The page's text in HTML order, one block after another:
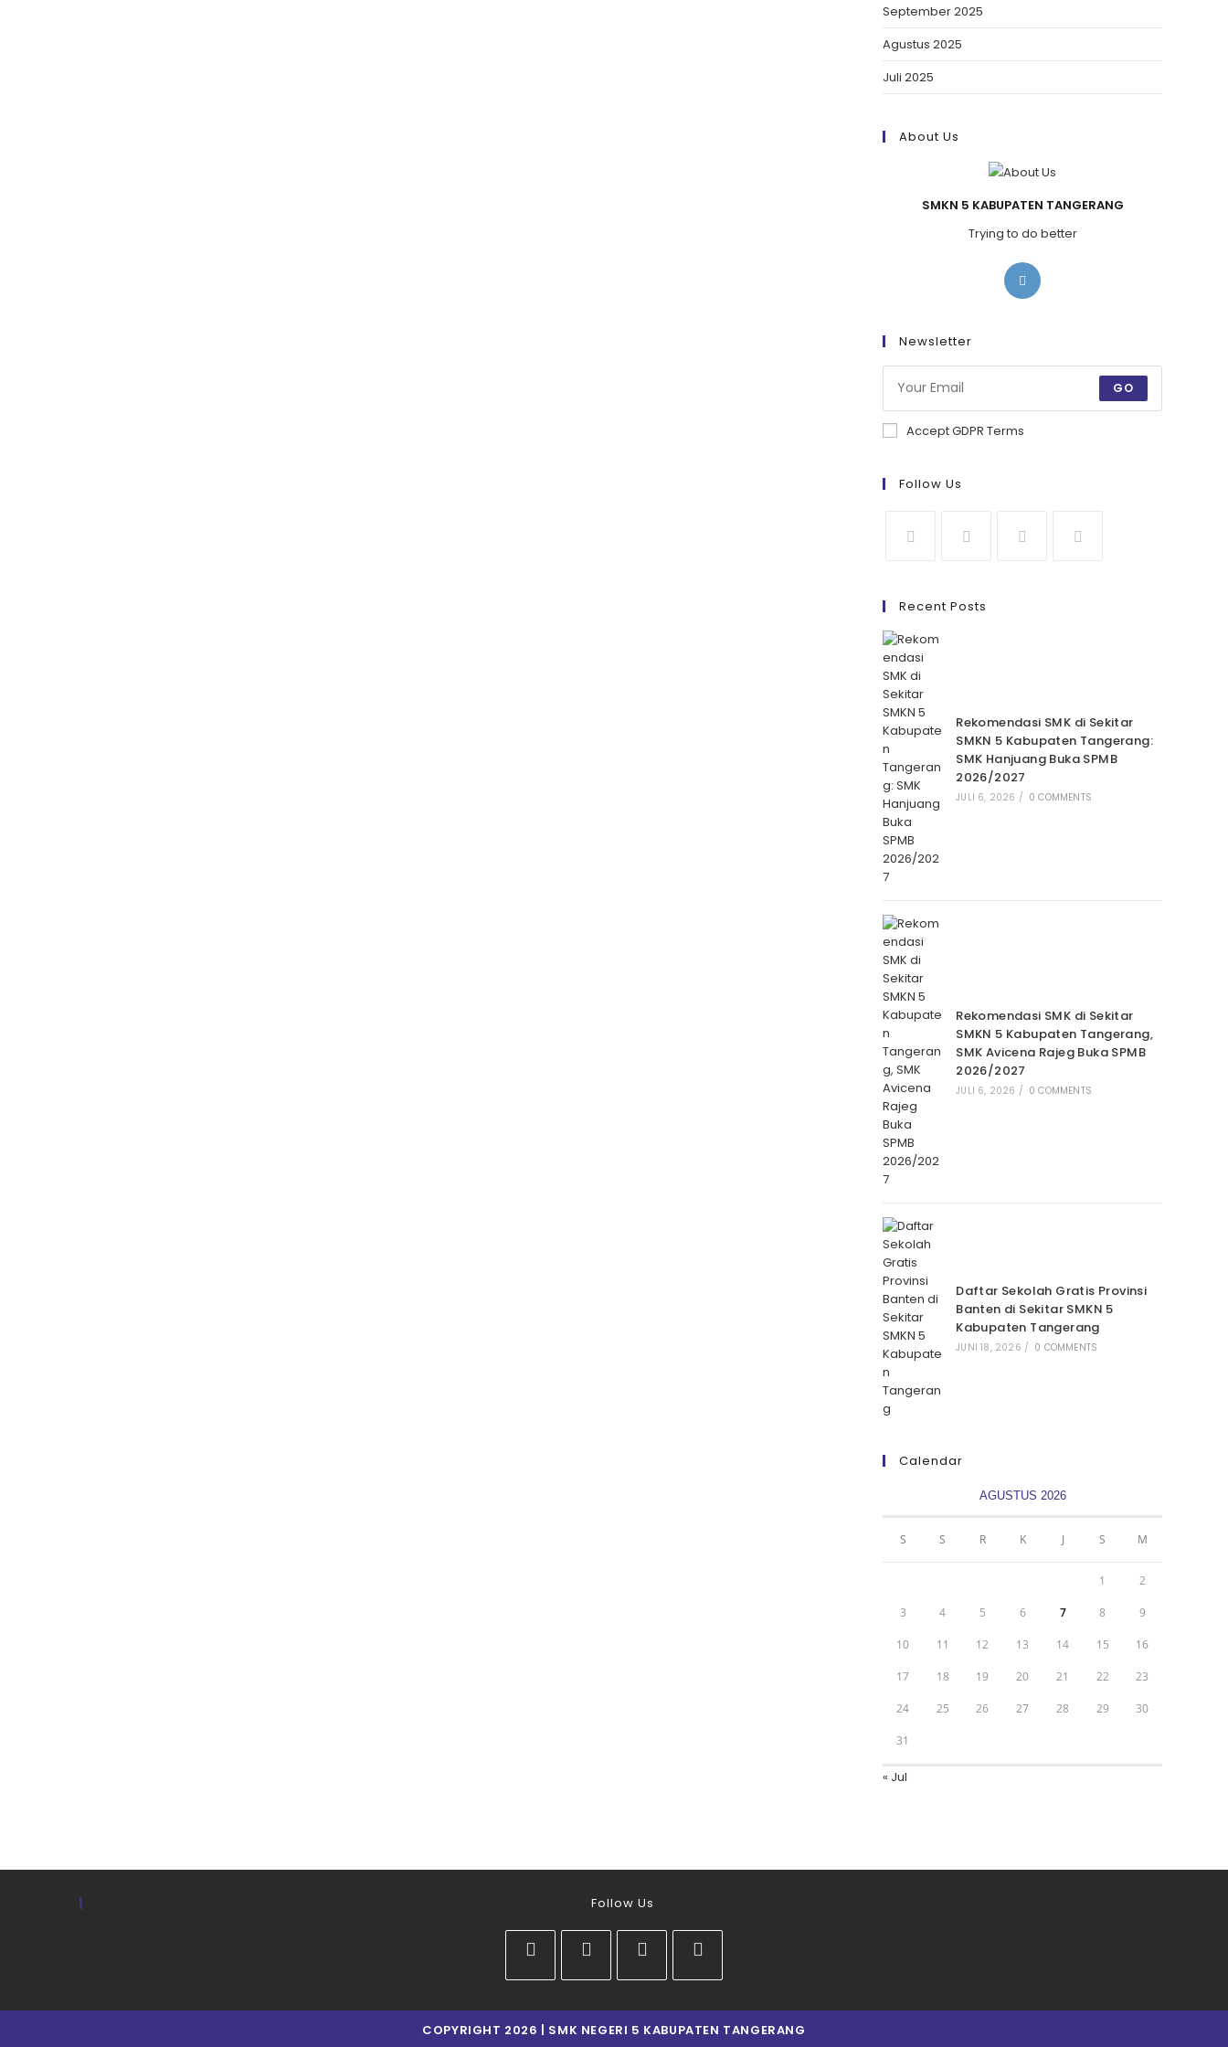
September 2025
Agustus 2025
Juli 2025
About Us
SMKN 5 KABUPATEN TANGERANG
Trying to do better
Newsletter
GO
Accept GDPR Terms
Follow Us
Recent Posts
Rekomendasi SMK di Sekitar
SMKN 5 Kabupaten Tangerang:
SMK Hanjuang Buka SPMB
2026/2027
JULI 6, 2026 / 0 COMMENTS
Rekomendasi SMK di Sekitar
SMKN 5 Kabupaten Tangerang,
SMK Avicena Rajeg Buka SPMB
2026/2027
JULI 6, 2026 / 0 COMMENTS
Daftar Sekolah Gratis Provinsi
Banten di Sekitar SMKN 5
Kabupaten Tangerang
JUNI 18, 2026 / 0 COMMENTS
Calendar
AGUSTUS 2026
S S R K J S M
1 2
3 4 5 6 7 8 9
10 11 12 13 14 15 16
17 18 19 20 21 22 23
24 25 26 27 28 29 30
31
« Jul
Follow Us
COPYRIGHT 2026 | SMK NEGERI 5 KABUPATEN TANGERANG